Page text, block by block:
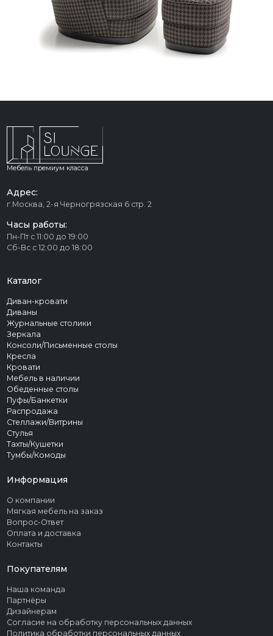
Мебель премиум класса
Адрес:
г.Москва, 2-я Черногрязская 6 стр. 2
Часы работы:
Пн-Пт с 11:00 до 19:00
Сб-Вс с 12:00 до 18:00
Каталог
Диван-кровати
Диваны
Журнальные столики
Зеркала
Консоли/Письменные столы
Кресла
Кровати
Мебель в наличии
Обеденные столы
Пуфы/Банкетки
Распродажа
Стеллажи/Витрины
Стулья
Тахты/Кушетки
Тумбы/Комоды
Информация
О компании
Мягкая мебель на заказ
Вопрос-Ответ
Оплата и доставка
Контакты
Покупателям
Наша команда
Партнёры
Дизайнерам
Согласие на обработку персональных данных
Политика обработки персональных данных